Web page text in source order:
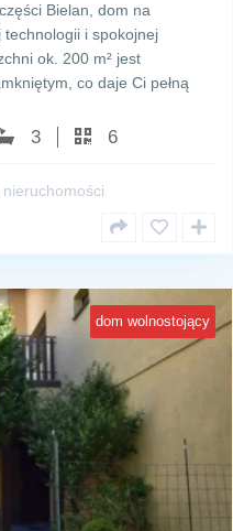
Bielan, dom na
technologii i spokojnej
ok. 200 m² jest
co daje Ci pełną
3 6
nieruchomości
dom wolnostojący